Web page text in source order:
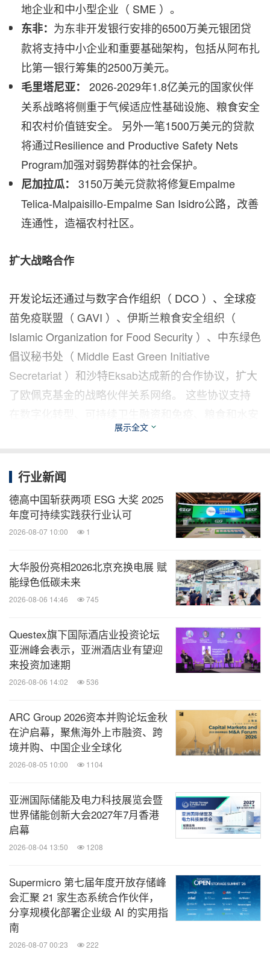
地企业和中小型企业（ SME ）。
东非： 为东非开发银行安排的6500万美元银团贷
款将支持中小企业和重要基础架构，包括从阿布扎
比第一银行筹集的2500万美元。
毛里塔尼亚：
2026-2029年1.8亿美元的国家伙伴
关系战略将侧重于气候适应性基础设施、粮食安全
和农村价值链安全。 另外一笔1500万美元的贷款
将通过Resilience and Productive Safety Nets
Program加强对弱势群体的社会保护。
尼加拉瓜：
3150万美元贷款将修复Empalme
Telica-Malpaisillo-Empalme San Isidro公路，改善
连通性，造福农村社区。
扩大战略合作
开发论坛还通过与数字合作组织（ DCO ）、全球疫
苗免疫联盟（ GAVI ）、伊斯兰粮食安全组织（
Islamic Organization for Food Security ）、中东绿色
倡议秘书处（ Middle East Green Initiative
Secretariat ）和沙特Eksab达成新的合作协议，扩大
了欧佩克基金的战略伙伴关系网络。 这些协议支持
全、气候行动和可持续投资方面的合作。
在论坛期间，欧佩克基金主办了
，并通过侧重于加强合作和开发影响
的高级别圆桌会议，加强了与区域和国际合作伙伴的
接触，包括V20集团和CAF--拉丁美洲和加勒比开发
关于欧佩克基金
国际开发基金）是唯一一家专门向非成员国提供成员
国融资的全球授权发展机构。 该组织与发展中国家
合作伙伴和国际发展界合作，以刺激世界各地中低收
1976年，其独特目的是：推动发展，加强社区和人民
赋权。 我们的工作以人为本，专注于为满足基本需
求的项目提供资金，如食品、能源、基础设施、就业
设施、医疗保健和教育。 迄今为止，欧佩克基金已
承诺为超过125个国家的发展项目提供超过320亿美
元($)的资金。 这些项目总价值超过2400亿美元，相
当于欧佩克基金每承诺1美元调动约7.50美元。 欧佩
克基金被惠誉评为AA +/展望稳定，被标准普尔评为
AA +/展望稳定。 我们的愿景是构建一个人人享有可
持续发展的世界。
展示全文
行业新闻
德高中国斩获两项 ESG 大奖 2025
年度可持续实践获行业认可
2026-08-07 10:00 1
大华股份亮相2026北京充换电展 赋
能绿色低碳未来
2026-08-06 14:46 745
Questex旗下国际酒店业投资论坛
亚洲峰会表示，亚洲酒店业有望迎
来投资加速期
2026-08-06 14:02 536
ARC Group 2026资本并购论坛金秋
在沪启幕，聚焦海外上市融资、跨
境并购、中国企业全球化
2026-08-05 10:00 1104
亚洲国际储能及电力科技展览会暨
世界储能创新大会2027年7月香港
启幕
2026-08-04 13:50 1208
Supermicro 第七届年度开放存储峰
会汇聚 21 家生态系统合作伙伴，
分享规模化部署企业级 AI 的实用指
南
2026-08-07 00:23 222